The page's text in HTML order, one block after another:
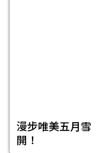
漫步唯美五月雪
開！